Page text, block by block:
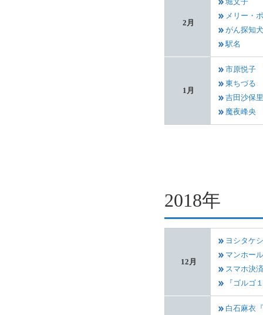
2月
メリー・
がん探知犬
駅名
1月
市原悦子
東ちづる
吉田沙保里
魔夜峰央
2018年
12月
ヨシタケ
マンホー
スマホ決済
『ゴルゴ
白石麻衣